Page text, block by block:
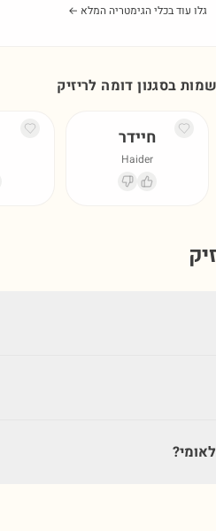
גלו עוד בכלי הגימטריה המלא ←
שמות בסגנון דומה לריזיק
חיידר
Haider